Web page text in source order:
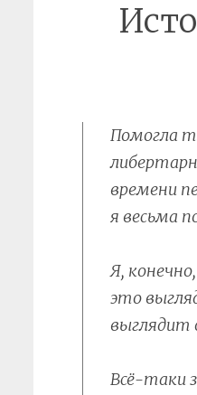
Помогла
времени
я весьма
Я,
это
выглядит
Всё-таки